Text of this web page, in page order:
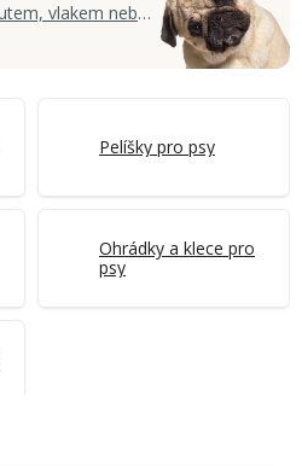
Cestujeme se psem - autem, vlakem nebo letadlem?
Pelíšky pro psy
Ohrádky a klece pro
psy